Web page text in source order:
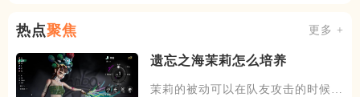
热点聚焦 更多 +
遗忘之海茉莉怎么培养
茉莉的被动可以在队友攻击的时候，